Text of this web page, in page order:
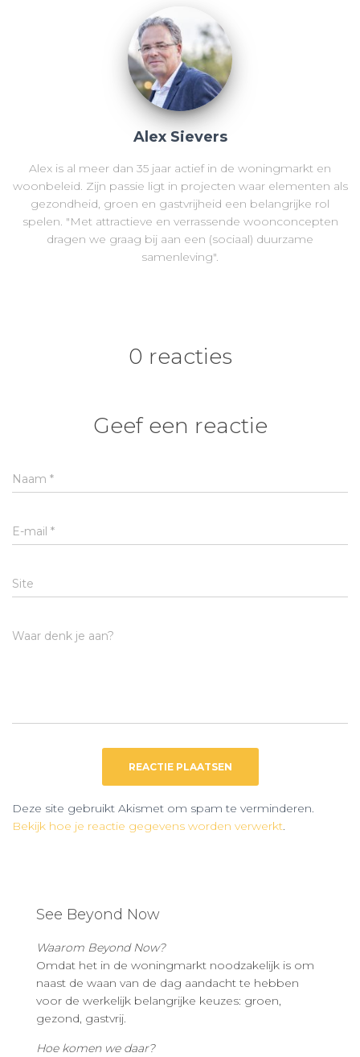
Alex Sievers
Alex is al meer dan 35 jaar actief in de woningmarkt en
woonbeleid. Zijn passie ligt in projecten waar elementen als
gezondheid, groen en gastvrijheid een belangrijke rol
spelen. "Met attractieve en verrassende woonconcepten
dragen we graag bij aan een (sociaal) duurzame
samenleving".
0 reacties
Geef een reactie
Naam *
E-mail *
Site
Waar denk je aan?
Deze site gebruikt Akismet om spam te verminderen.
Bekijk hoe je reactie gegevens worden verwerkt.
See Beyond Now
Waarom Beyond Now?
Omdat het in de woningmarkt noodzakelijk is om
naast de waan van de dag aandacht te hebben
voor de werkelijk belangrijke keuzes: groen,
gezond, gastvrij.
Hoe komen we daar?